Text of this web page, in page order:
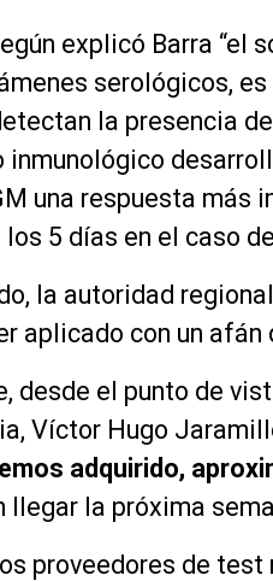
explicó Barra “el
serológicos,
la presencia
inmunológico
una respuesta más
5 días en el caso
la autoridad
aplicado con un afán
desde el punto de
Víctor Hugo
adquirido,
llegar la próxima
proveedores de